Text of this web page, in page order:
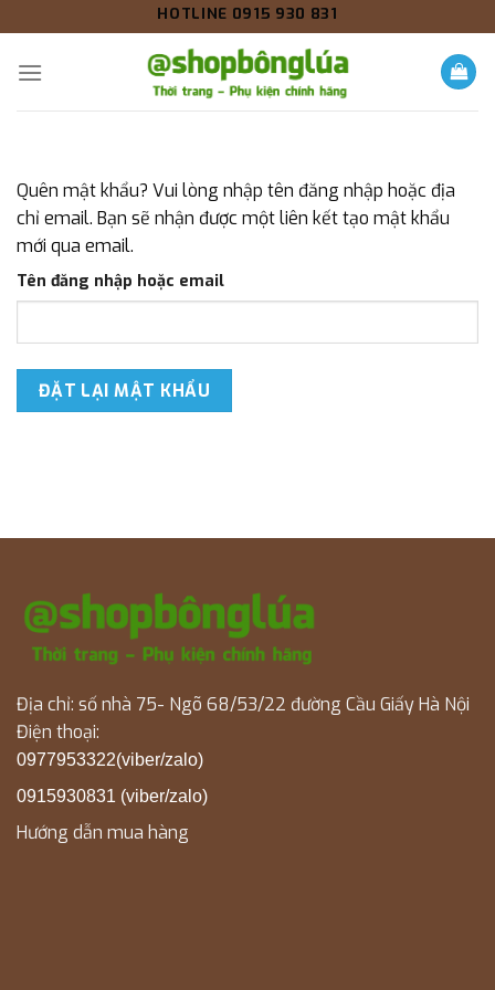
to
content
HOTLINE 0915 930 831
Quên mật khẩu? Vui lòng nhập tên đăng nhập hoặc địa
chỉ email. Bạn sẽ nhận được một liên kết tạo mật khẩu
mới qua email.
Tên đăng nhập hoặc email
ĐẶT LẠI MẬT KHẨU
Địa chỉ: số nhà 75- Ngõ 68/53/22 đường Cầu Giấy Hà Nội
Điện thoại:
0977953322(viber/zalo)
0915930831 (viber/zalo)
Hướng dẫn mua hàng